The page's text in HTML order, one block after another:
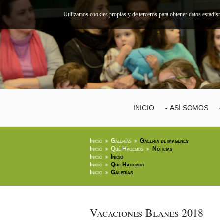
INICIO ASÍ SOMOS
Inicio Galerías
Galería de imágenes
Inicio
Qué Hacemos
Noticias
Inicio
Inicio
Inicio
Qué Hacemos
Inicio
Galerías
Vacaciones Blanes 2018
Utilizamos cookies propias y de terceros para obtener datos